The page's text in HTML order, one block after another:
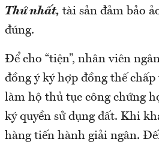
Thứ nhất, tài sản đảm bảo
đúng.
Để cho “tiện”, nhân viên
đồng ý ký hợp đồng thế
làm hộ thủ tục công chứng
ký quyền sử dụng đất. Khi
hàng tiến hành giải ngân.